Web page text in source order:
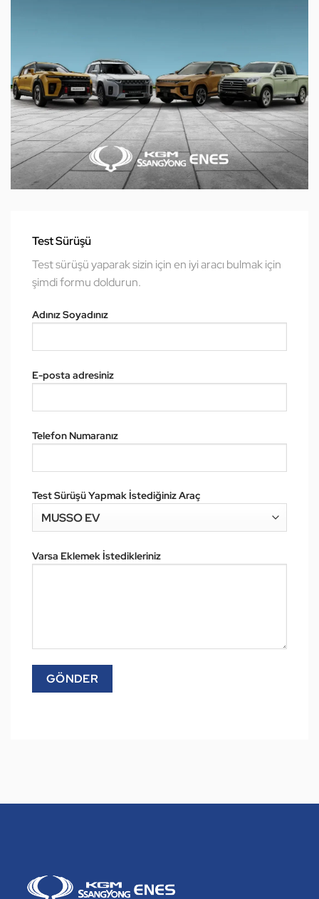
Test Sürüşü
Test sürüşü yaparak sizin için en iyi aracı bulmak için
şimdi formu doldurun.
Adınız Soyadınız
E-posta adresiniz
Telefon Numaranız
Test Sürüşü Yapmak İstediğiniz Araç
Varsa Eklemek İstedikleriniz